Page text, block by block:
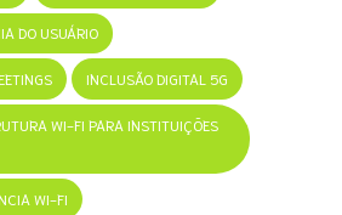
DO USUÁRIO
INCLUSÃO DIGITAL 5G
WI-FI PARA INSTITUIÇÕES
WI-FI